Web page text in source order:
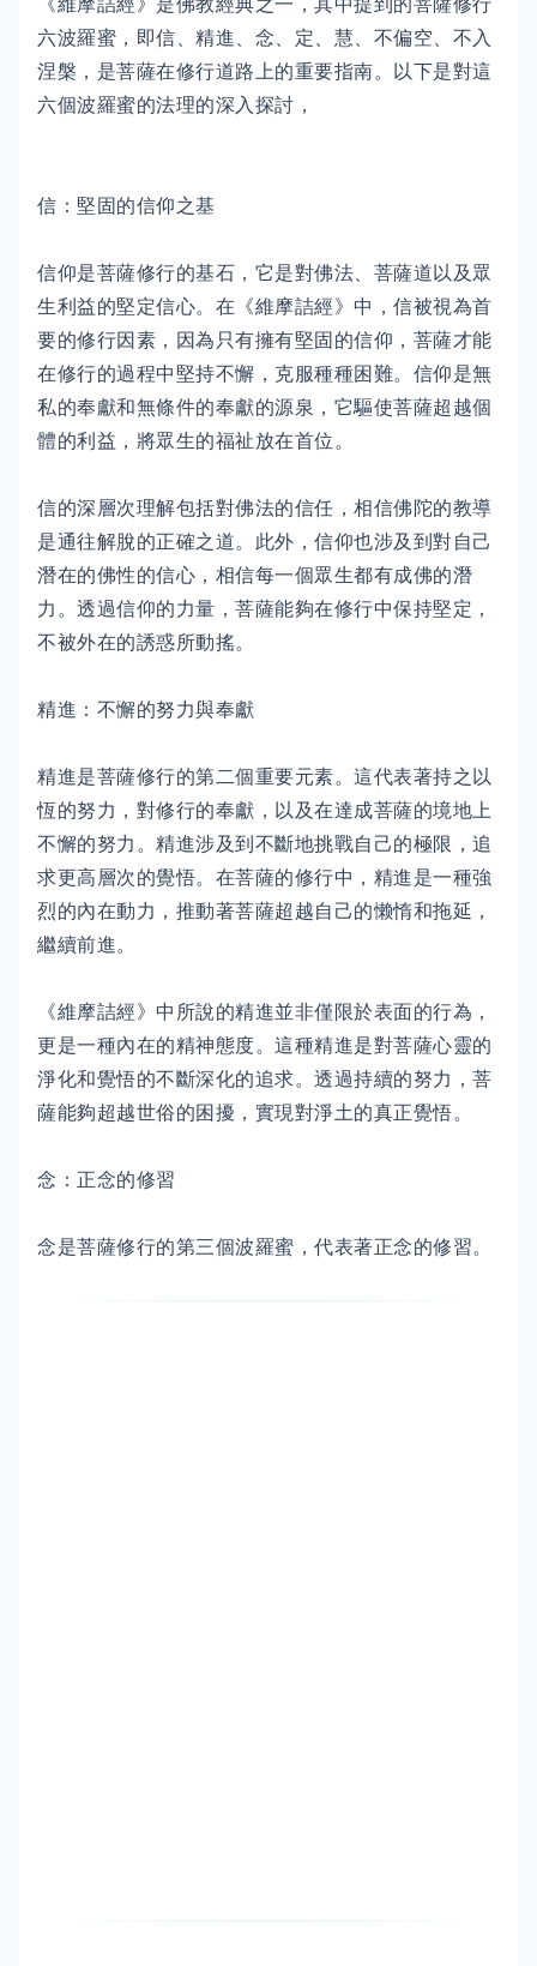
《維摩詰經》是佛教經典之一，其中提到的菩薩修行
六波羅蜜，即信、精進、念、定、慧、不偏空、不入
涅槃，是菩薩在修行道路上的重要指南。以下是對這
六個波羅蜜的法理的深入探討，
信：堅固的信仰之基
信仰是菩薩修行的基石，它是對佛法、菩薩道以及眾
生利益的堅定信心。在《維摩詰經》中，信被視為首
要的修行因素，因為只有擁有堅固的信仰，菩薩才能
在修行的過程中堅持不懈，克服種種困難。信仰是無
私的奉獻和無條件的奉獻的源泉，它驅使菩薩超越個
體的利益，將眾生的福祉放在首位。
信的深層次理解包括對佛法的信任，相信佛陀的教導
是通往解脫的正確之道。此外，信仰也涉及到對自己
潛在的佛性的信心，相信每一個眾生都有成佛的潛
力。透過信仰的力量，菩薩能夠在修行中保持堅定，
不被外在的誘惑所動搖。
精進：不懈的努力與奉獻
精進是菩薩修行的第二個重要元素。這代表著持之以
恆的努力，對修行的奉獻，以及在達成菩薩的境地上
不懈的努力。精進涉及到不斷地挑戰自己的極限，追
求更高層次的覺悟。在菩薩的修行中，精進是一種強
烈的內在動力，推動著菩薩超越自己的懒惰和拖延，
繼續前進。
《維摩詰經》中所說的精進並非僅限於表面的行為，
更是一種內在的精神態度。這種精進是對菩薩心靈的
淨化和覺悟的不斷深化的追求。透過持續的努力，菩
薩能夠超越世俗的困擾，實現對淨土的真正覺悟。
念：正念的修習
念是菩薩修行的第三個波羅蜜，代表著正念的修習。